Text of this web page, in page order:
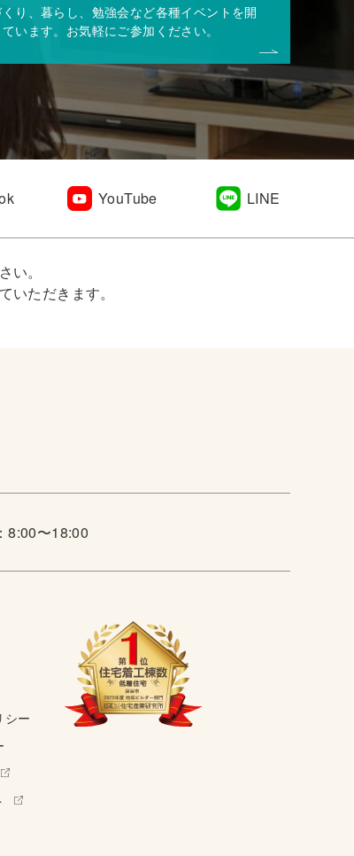
り、暮らし、勉強会など各種イベントを開
います。お気軽にご参加ください。
YouTube LINE
。
ただきます。
8:00〜18:00
シー